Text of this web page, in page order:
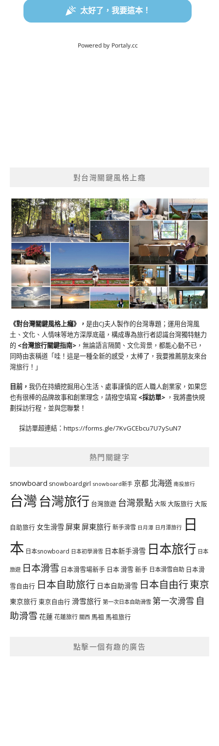
對台灣關鍵風格上癮
《對台灣關鍵風格上癮》 ， 是由CJ夫人製作的台灣專題；運用台灣風
土、文化、人情味等地方深厚底蘊，構成專為旅行者認識台灣獨特魅力
的 <台灣旅行關鍵指南> ，無論語言隔閡、文化背景，都能心動不已，
同時由衷稱道「哇！這是一種全新的感受，太棒了，我要推薦朋友來台
灣旅行！」
目前， 我仍在持續挖掘用心生活、處事謹慎的匠人職人創業家，如果您
也有很棒的品牌故事和創業理念，請撥空填寫 <採訪單> ，我將盡快規
劃採訪行程，並與您聯繫！
採訪單超連結： https://forms.gle/7KvGCEbcu7U7ySuN7
熱門關鍵字
snowboard snowboardgirl snowboard新手 京都 北海道 南投旅行
台灣台灣旅行 台灣旅遊 台灣景點大阪大阪旅行大阪
自助旅行 女生滑雪 屏東 屏東旅行新手滑雪 日月潭 日月潭旅行 日
本 日本snowboard 日本初學滑雪 日本新手滑雪 日本旅行 日本
旅遊 日本滑雪 日本滑雪場新手 日本 滑雪 新手 日本滑雪自助 日本滑
雪自由行 日本自助旅行 日本自助滑雪 日本自由行東京
東京旅行 東京自由行 滑雪旅行 第一次日本自助滑雪 第一次滑雪 自
助滑雪 花蓮花蓮旅行 關西 馬祖 馬祖旅行
點擊一個有趣的廣告